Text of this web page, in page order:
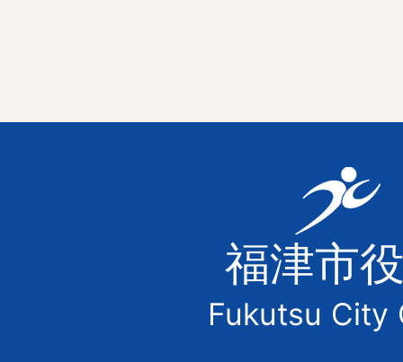
福
津
市
の
福津市
Fukutsu City